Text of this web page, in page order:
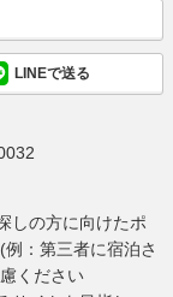
LINEで送る
しの方に向けたポ
：第三者に宿泊さ
ください